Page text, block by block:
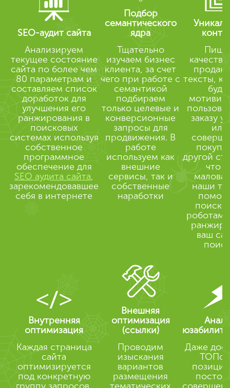
SEO-аудит сайта
Подбор
семантического
ядра
Анализируем
текущее состояние
сайта по более чем
80 параметрам и
составляем список
доработок для
улучшения его
ранжирования в
поисковых
системах используя
собственное
программное
обеспечение для
SEO аудита сайта,
зарекомендовавшее
себя в интернете
Тщательно
изучаем бизнес
клиента, за счет
чего при работе с
семантикой
подбираем
только целевые и
конверсионные
запросы для
продвижения. В
работе
используем как
внешние
сервисы, так и
собственные
наработки
тексты,
заказу
или
другой
что
наши
роботам
ваш
Внутренняя
оптимизация
Внешняя
оптимизация
(ссылки)
Каждая страница
сайта
оптимизируется
под конкретную
Проводим
изыскания
вариантов
размещения
Даже